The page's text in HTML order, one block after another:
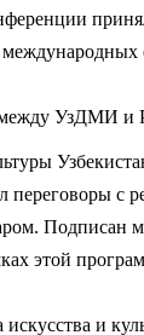
между УзДМИ и
переговоры
этой
искусства и